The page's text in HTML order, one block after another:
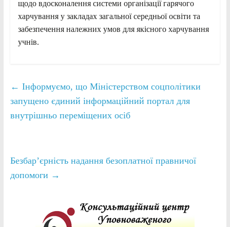
щодо вдосконалення системи організації гарячого
харчування у закладах загальної середньої освіти та
забезпечення належних умов для якісного харчування
учнів.
← Інформуємо, що Міністерством соцполітики
запущено єдиний інформаційний портал для
внутрішньо переміщених осіб
Безбар’єрність надання безоплатної правничої
допомоги →